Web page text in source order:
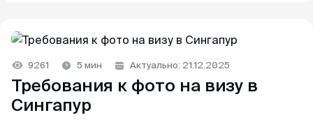
Спасибо, спасибо за оформленную визу в
подавать в визовый центр в питере,
подготовила огромный список документов, но
кто освобождён от его оформления, как получить
9261 5 мин Актуально: 21.12.2025
Требования к фото на визу в
Сингапур